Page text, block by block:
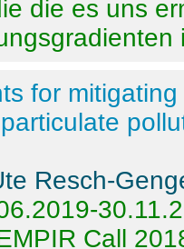
die es uns
for
Resch-
Call